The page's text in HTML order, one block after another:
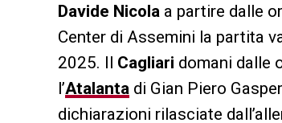
Davide Nicola a partire dalle
Center di Assemini la partita
2025. Il Cagliari domani dalle
l’Atalanta di Gian Piero
dichiarazioni rilasciate